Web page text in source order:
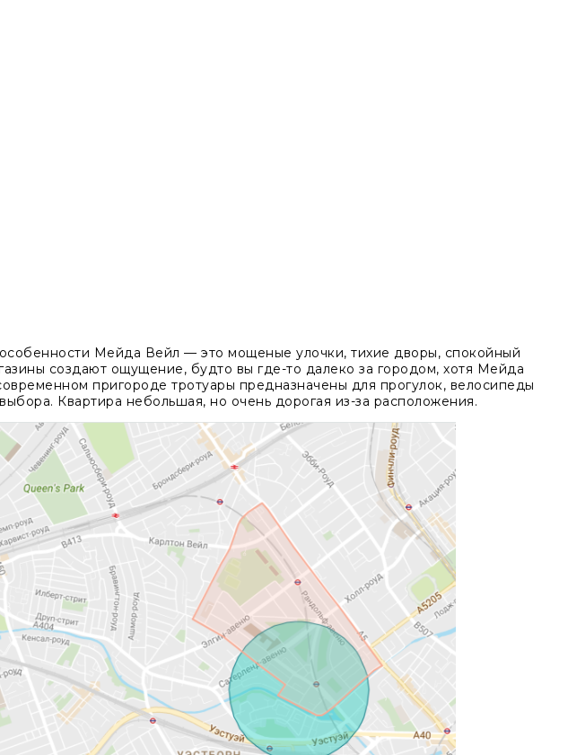
Мейда Вейл — это мощеные улочки, тихие дворы, спокойный
создают ощущение, будто вы где-то далеко за городом, хотя Мейда
пригороде тротуары предназначены для прогулок, велосипеды
Квартира небольшая, но очень дорогая из-за расположения.